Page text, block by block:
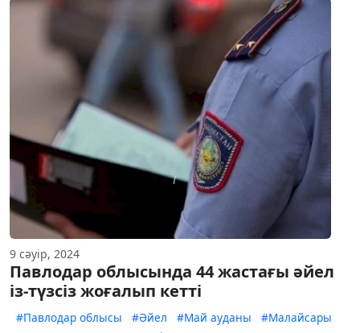
9 сәуір, 2024
Павлодар облысында 44 жастағы әйел
із-түзсіз жоғалып кетті
#Павлодар облысы #Әйел #Май ауданы
#Малайсары